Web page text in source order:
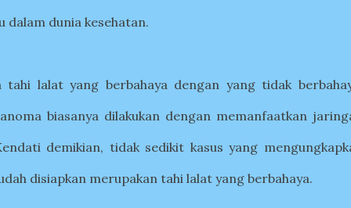
dunia kesehatan.
tahi lalat yang berbahaya dengan yang tidak
biasanya dilakukan dengan memanfaatkan
demikian, tidak sedikit kasus yang
disiapkan merupakan tahi lalat yang berbahaya.